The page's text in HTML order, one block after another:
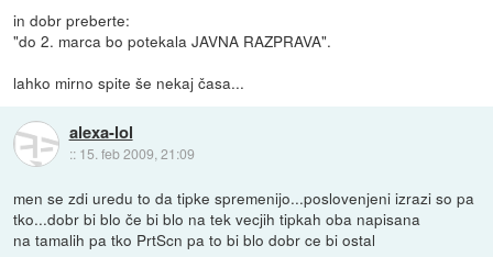
in dobr preberte:
"do 2. marca bo potekala JAVNA RAZPRAVA".
lahko mirno spite še nekaj časa...
alexa-lol
:: 15. feb 2009, 21:09
men se zdi uredu to da tipke spremenijo...poslovenjeni izrazi so pa
tko...dobr bi blo če bi blo na tek vecjih tipkah oba napisana
na tamalih pa tko PrtScn pa to bi blo dobr ce bi ostal